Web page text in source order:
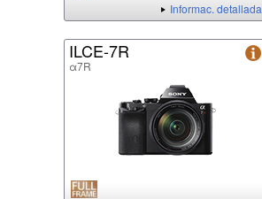
Informac. detallada
ILCE-7R
α7R